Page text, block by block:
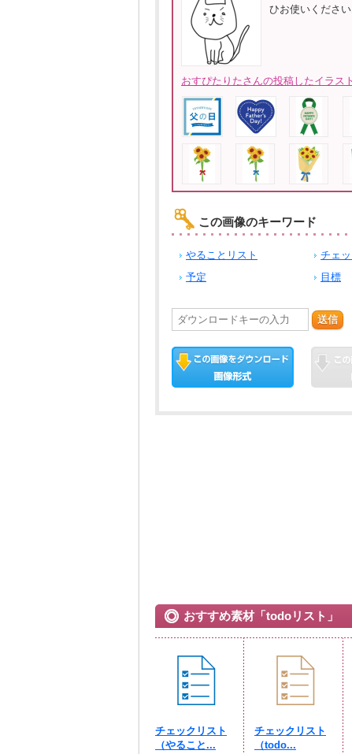
ひお使いください
おすぴたりたさんの投稿したイラス
この画像のキーワード
やることリスト チェ
予定
目標
送信
おすすめ素材「todoリスト」
チェックリスト
（やること...
チェックリスト
（todo...